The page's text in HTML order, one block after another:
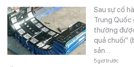
Sau sự cố
Trung
thường
quả chuối"
sản…
5 giờ trước